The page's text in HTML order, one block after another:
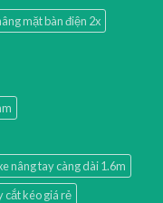
mặt bàn điện 2x
nâng tay càng dài 1.6m
cắt kéo giá rẻ